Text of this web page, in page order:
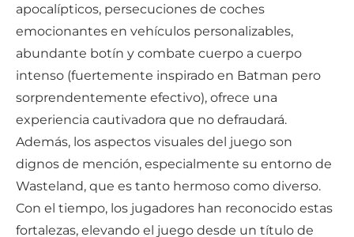
apocalípticos, persecuciones de coches
emocionantes en vehículos personalizables,
abundante botín y combate cuerpo a cuerpo
intenso (fuertemente inspirado en Batman pero
sorprendentemente efectivo), ofrece una
experiencia cautivadora que no defraudará.
Además, los aspectos visuales del juego son
dignos de mención, especialmente su entorno de
Wasteland, que es tanto hermoso como diverso.
Con el tiempo, los jugadores han reconocido estas
fortalezas, elevando el juego desde un título de